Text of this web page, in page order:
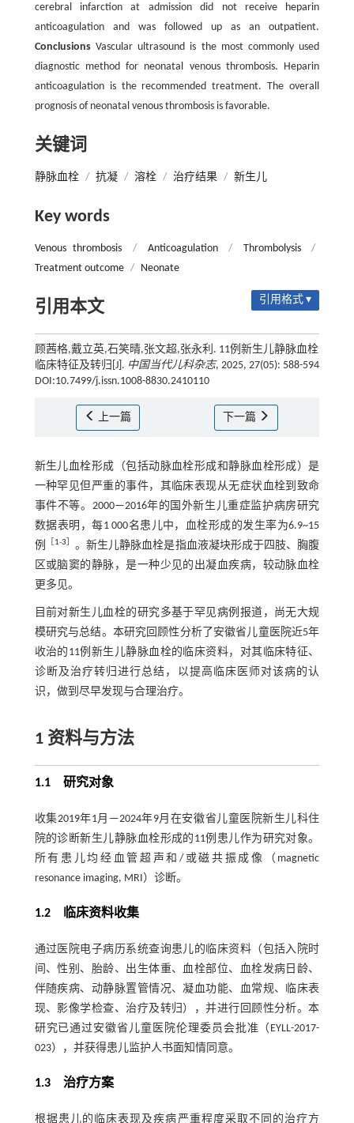
cerebral infarction at admission did not receive heparin
anticoagulation and was followed up as an outpatient.
ConclusionsVascular ultrasound is the most commonly used
diagnostic method for neonatal venous thrombosis. Heparin
anticoagulation is the recommended treatment. The overall
prognosis of neonatal venous thrombosis is favorable.
关键词
静脉血栓 / 抗凝 / 溶栓 / 治疗结果 / 新生儿
Key words
Venous thrombosis / Anticoagulation / Thrombolysis
/
Treatment outcome / Neonate
引用本文 引用格式 ▾
顾茜格,戴立英,石笑晴,张文超,张永利. 11例新生儿静脉血栓
临床特征及转归[J]. 中国当代儿科杂志, 2025, 27(05): 588-594
DOI:10.7499/j.issn.1008-8830.2410110
上一篇 下一篇
新生儿血栓形成（包括动脉血栓形成和静脉血栓形成）是
一种罕见但严重的事件，其临床表现从无症状血栓到致命
事件不等。2000—2016年的国外新生儿重症监护病房研究
数据表明，每1 000名患儿中，血栓形成的发生率为6.9~15
例
1-3
。新生儿静脉血栓是指血液凝块形成于四肢、胸腹
区或脑窦的静脉，是一种少见的出凝血疾病，较动脉血栓
更多见。
目前对新生儿血栓的研究多基于罕见病例报道，尚无大规
模研究与总结。本研究回顾性分析了安徽省儿童医院近5年
收治的11例新生儿静脉血栓的临床资料，对其临床特征、
诊断及治疗转归进行总结，以提高临床医师对该病的认
识，做到尽早发现与合理治疗。
1 资料与方法
1.1 研究对象
收集2019年1月—2024年9月在安徽省儿童医院新生儿科住
院的诊断新生儿静脉血栓形成的11例患儿作为研究对象。
所有患儿均经血管超声和/或磁共振成像（magnetic
resonance imaging, MRI）诊断。
1.2 临床资料收集
通过医院电子病历系统查询患儿的临床资料（包括入院时
间、性别、胎龄、出生体重、血栓部位、血栓发病日龄、
伴随疾病、动静脉置管情况、凝血功能、血常规、临床表
现、影像学检查、治疗及转归），并进行回顾性分析。本
研究已通过安徽省儿童医院伦理委员会批准（EYLL-2017-
023），并获得患儿监护人书面知情同意。
1.3 治疗方案
根据患儿的临床表现及疾病严重程度采取不同的治疗方